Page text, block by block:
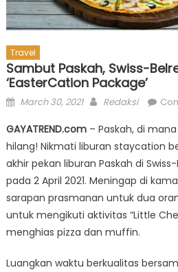
Travel
Sambut Paskah, Swiss-
‘EasterCation Package’
Posted
March 30, 2021 Author
Redaksi
GAYATREND.com – Paskah, di
hilang! Nikmati liburan staycation
akhir pekan liburan Paskah di
pada 2 April 2021. Meningap di
sarapan prasmanan untuk dua
untuk mengikuti aktivitas “Little
menghias pizza dan muffin.
Luangkan waktu berkualitas